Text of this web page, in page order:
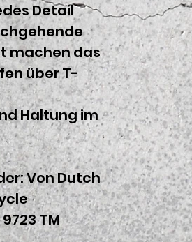
Detail
machen das
über T-
Haltung im
Von Dutch
TM